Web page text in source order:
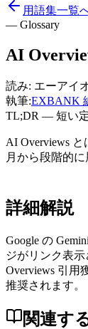
用語集一覧
— Glossary
AI
読み: エーアイ
執筆:EXBANK
TL;DR — 短い
AI Overviews
月から段階的に
詳細解説
Google の
ジがリンク表
Overviews 引用
推奨されます。
関連す